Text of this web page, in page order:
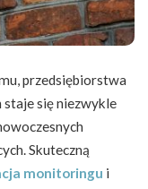
przedsiębiorstwa
staje się niezwykle
Skuteczną
monitoringu i